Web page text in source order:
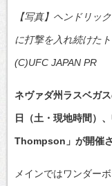
【写真】ヘンドリッ
に打撃を入れ続けた
(C)UFC JAPAN PR
ネヴァダ州ラスベガ
日（土・現地時間）
Thompson」が開催さ
メインではワンダー